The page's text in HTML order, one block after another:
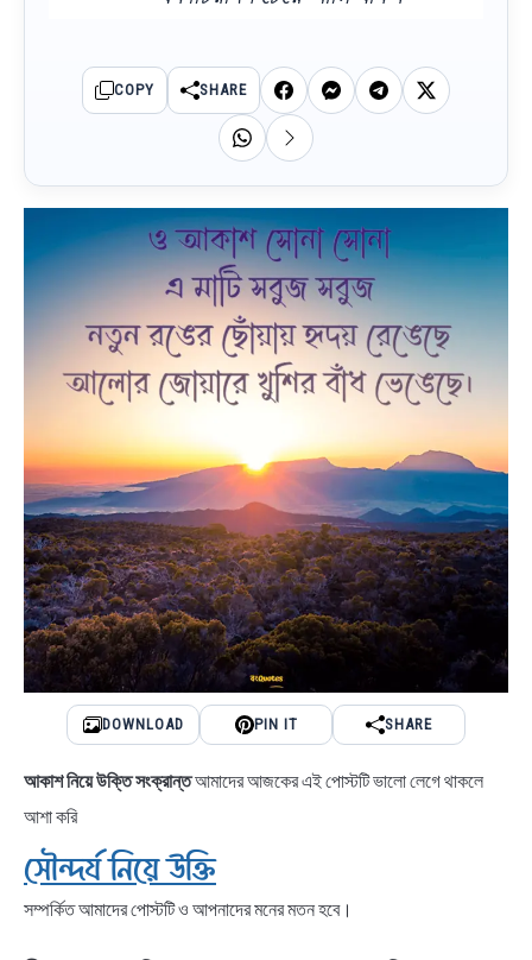
COPY SHARE
DOWNLOAD PIN IT SHARE
আকাশ নিয়ে উক্তি সংক্রান্তআমাদের আজকের এই পোস্টটি ভালো লেগে থাকলে
আশা করি
সৌন্দর্য নিয়ে উক্তি
সম্পর্কিত আমাদের পোস্টটি ও আপনাদের মনের মতন হবে।